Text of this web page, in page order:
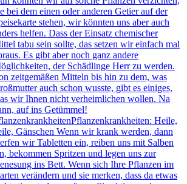
bei dem einen oder anderen Getier auf der
stehen, wir könnten uns aber auch
helfen. Dass der Einsatz chemischer
tabu sein sollte, das setzen wir einfach mal
Es gibt aber noch ganz andere
der Schädlinge Herr zu werden.
zeitgemäßen Mitteln bis hin zu dem, was
auch schon wusste, gibt es einiges,
wir Ihnen nicht verheimlichen wollen. Na
auf ins Getümmel!
Pflanzenkrankheiten: Heile,
Gänschen Wenn wir krank werden, dann
wir Tabletten ein, reiben uns mit Salben
bekommen Spritzen und legen uns zur
ins Bett. Wenn sich Ihre Pflanzen im
verändern und sie merken, dass da etwas